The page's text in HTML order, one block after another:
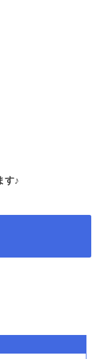
す♪